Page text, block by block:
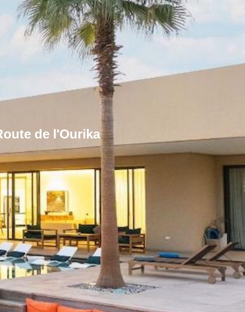
de l'Ourika